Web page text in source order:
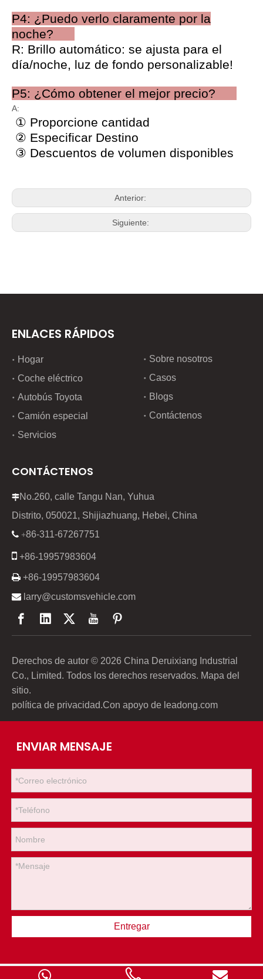
P4: ¿Puedo verlo claramente por la
noche?
R: Brillo automático: se ajusta para el
día/noche, luz de fondo personalizable!
P5: ¿Cómo obtener el mejor precio?
A:
① Proporcione cantidad
② Especificar Destino
③ Descuentos de volumen disponibles
Anterior:
Siguiente:
ENLACES RÁPIDOS
Hogar
Coche eléctrico
Autobús Toyota
Camión especial
Servicios
Sobre nosotros
Casos
Blogs
Contáctenos
CONTÁCTENOS
No.260, calle Tangu Nan, Yuhua
Distrito, 050021, Shijiazhuang, Hebei, China
 +86-311-67267751
 +86-19957983604
 +86-19957983604
 larry@customsvehicle.com
Derechos de autor © 2026 China Deruixiang Industrial
Co., Limited. Todos los derechos reservados. Mapa del
sitio.
política de privacidad.Con apoyo de leadong.com
ENVIAR MENSAJE
Entregar